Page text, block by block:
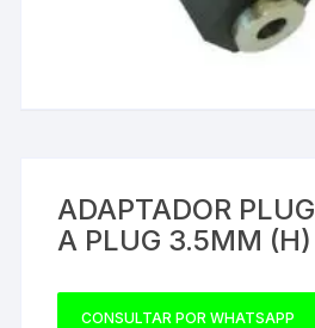
ADAPTADOR
A PLUG 3.5MM
CONSULTAR POR WHATSAPP